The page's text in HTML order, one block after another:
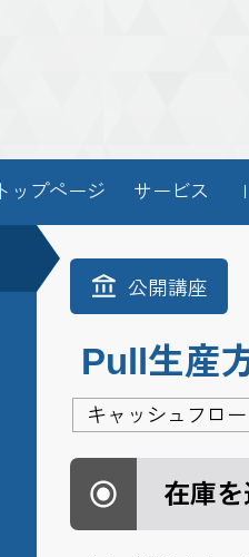
トップページ サービス
公開講座
Pull生産
キャッシュフロー
在庫